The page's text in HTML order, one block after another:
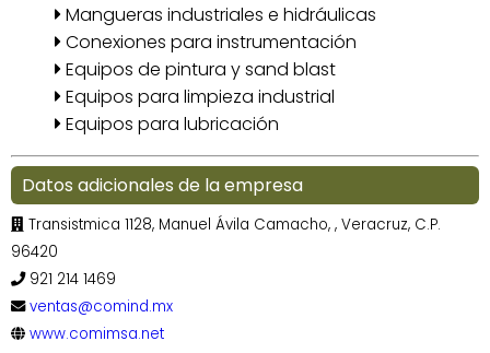
Mangueras industriales e hidráulicas
Conexiones para instrumentación
Equipos de pintura y sand blast
Equipos para limpieza industrial
Equipos para lubricación
Datos adicionales de la empresa
Transistmica 1128, Manuel Ávila Camacho, , Veracruz, C.P.
96420
921 214 1469
ventas@comind.mx
www.comimsa.net